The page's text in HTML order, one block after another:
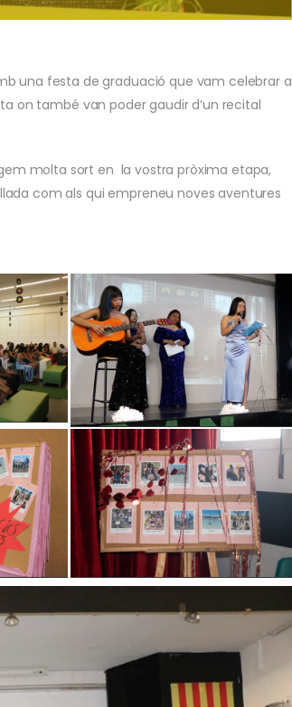
una festa de graduació que vam celebrar a
on també van poder gaudir d’un recital
molta sort en la vostra pròxima etapa,
com als qui empreneu noves aventures